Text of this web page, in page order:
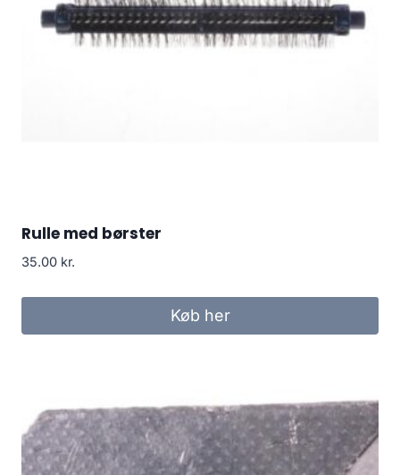
Rulle med børster
35.00 kr.
Køb her